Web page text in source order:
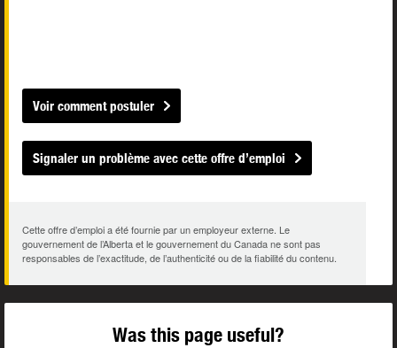
Voir comment postuler
Signaler un problème avec cette offre d’emploi
Cette offre d’emploi a été fournie par un employeur externe. Le
gouvernement de l’Alberta et le gouvernement du Canada ne sont pas
responsables de l’exactitude, de l’authenticité ou de la fiabilité du contenu.
Was this page useful?